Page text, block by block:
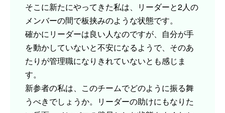
そこに新たにやってきた私は、リーダーと2人の
メンバーの間で板挟みのような状態です。
確かにリーダーは良い人なのですが、自分が手
を動かしていないと不安になるようで、そのあ
たりが管理職になりきれていないとも感じま
す。
新参者の私は、このチームでどのように振る舞
うべきでしょうか。リーダーの助けにもなりた